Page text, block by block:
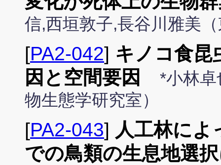
信,西垣敦子,長谷川雅美
[PA2-042] キノコ食昆
因と空間要因
*小林
物生態学研究室）
[PA2-043] 人工林によ
での鳥類の生息地選